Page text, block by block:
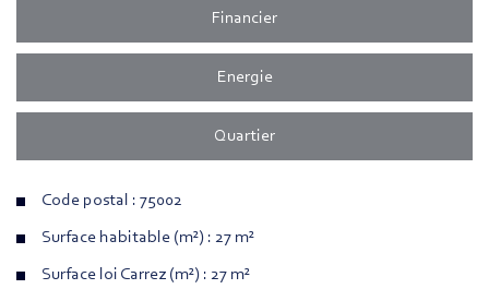
Financier
Energie
Quartier
Code postal : 75002
Surface habitable (m²) : 27 m²
Surface loi Carrez (m²) : 27 m²